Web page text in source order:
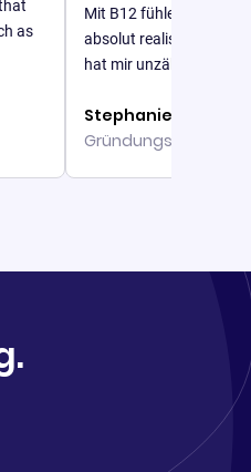
Mit B12 fühle ich mich
absolut realistisch, mein
hat mir unzählige Stunden
Stephanie Roberts
Gründungsperson, Find